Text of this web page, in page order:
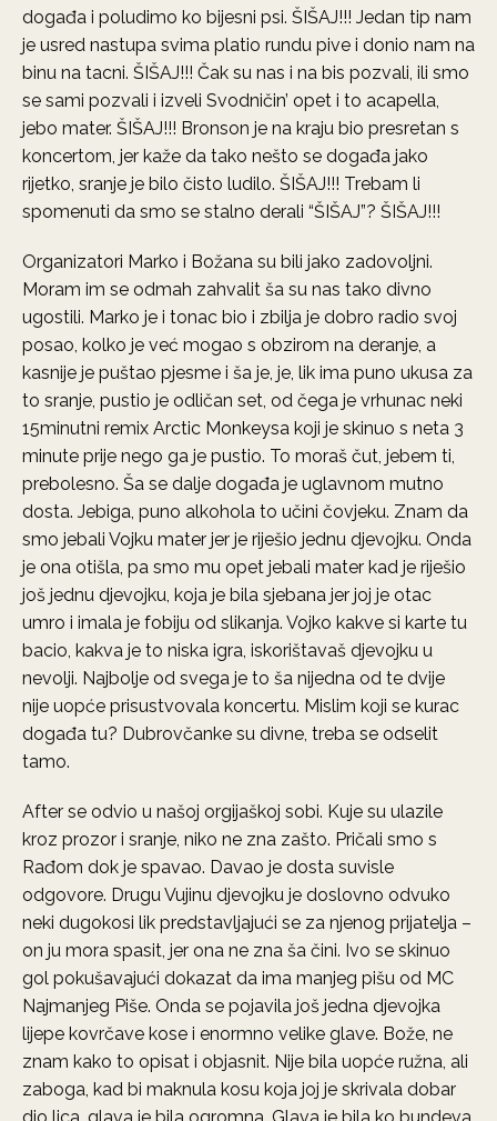
događa i poludimo ko bijesni psi. ŠIŠAJ!!! Jedan tip nam
je usred nastupa svima platio rundu pive i donio nam na
binu na tacni. ŠIŠAJ!!! Čak su nas i na bis pozvali, ili smo
se sami pozvali i izveli Svodničin’ opet i to acapella,
jebo mater. ŠIŠAJ!!! Bronson je na kraju bio presretan s
koncertom, jer kaže da tako nešto se događa jako
rijetko, sranje je bilo čisto ludilo. ŠIŠAJ!!! Trebam li
spomenuti da smo se stalno derali “ŠIŠAJ”? ŠIŠAJ!!!
Organizatori Marko i Božana su bili jako zadovoljni.
Moram im se odmah zahvalit ša su nas tako divno
ugostili. Marko je i tonac bio i zbilja je dobro radio svoj
posao, kolko je već mogao s obzirom na deranje, a
kasnije je puštao pjesme i ša je, je, lik ima puno ukusa za
to sranje, pustio je odličan set, od čega je vrhunac neki
15minutni remix Arctic Monkeysa koji je skinuo s neta 3
minute prije nego ga je pustio. To moraš čut, jebem ti,
prebolesno. Ša se dalje događa je uglavnom mutno
dosta. Jebiga, puno alkohola to učini čovjeku. Znam da
smo jebali Vojku mater jer je riješio jednu djevojku. Onda
je ona otišla, pa smo mu opet jebali mater kad je riješio
još jednu djevojku, koja je bila sjebana jer joj je otac
umro i imala je fobiju od slikanja. Vojko kakve si karte tu
bacio, kakva je to niska igra, iskorištavaš djevojku u
nevolji. Najbolje od svega je to ša nijedna od te dvije
nije uopće prisustvovala koncertu. Mislim koji se kurac
događa tu? Dubrovčanke su divne, treba se odselit
tamo.
After se odvio u našoj orgijaškoj sobi. Kuje su ulazile
kroz prozor i sranje, niko ne zna zašto. Pričali smo s
Rađom dok je spavao. Davao je dosta suvisle
odgovore. Drugu Vujinu djevojku je doslovno odvuko
neki dugokosi lik predstavljajući se za njenog prijatelja –
on ju mora spasit, jer ona ne zna ša čini. Ivo se skinuo
gol pokušavajući dokazat da ima manjeg pišu od MC
Najmanjeg Piše. Onda se pojavila još jedna djevojka
lijepe kovrčave kose i enormno velike glave. Bože, ne
znam kako to opisat i objasnit. Nije bila uopće ružna, ali
zaboga, kad bi maknula kosu koja joj je skrivala dobar